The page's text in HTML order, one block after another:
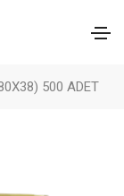
500 ADET